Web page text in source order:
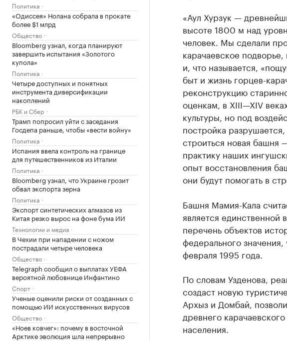
Политика
«Одиссея» Нолана собрала в прокате
более $1 млрд
Общество
Bloomberg узнал, когда планируют
завершить испытания «Золотого
купола»
Политика
Четыре доступных и понятных
инструмента диверсификации
накоплений
РБК и Сбер
Трамп попросил уйти с заседания
Госдепа раньше, чтобы «вести войну»
Политика
Испания ввела контроль на границе
для путешественников из Италии
Политика
Bloomberg узнал, что Украине грозит
обвал экспорта зерна
Политика
Экспорт синтетических алмазов из
Китая резко вырос на фоне бума ИИ
Технологии и медиа
В Чехии при нападении с ножом
пострадали четыре человека
Общество
Telegraph сообщил о выплатах УЕФА
вероятной любовнице Инфантино
Спорт
Ученые оценили риски от созданных с
помощью ИИ искусственных вирусов
Общество
«Ноев ковчег»: почему в восточной
Арктике эволюция шла непрерывно
«Аул Хурзук —
высоте 1800 м над
человек. Мы сделали
карачаевское
и, что называется,
быт и жизнь горцев-
реконструкцию
оценкам, в XIII—XIV
культуры, но под
постройка
строиться новая башня
практику наших
опыт восстановления
они будут помогать в
Башня Мамия-Кала
является единственной
перечень объектов
федерального
февраля 1995 года.
По словам Узденова,
создаст новую
Архыз и Домбай,
древнего
населения.